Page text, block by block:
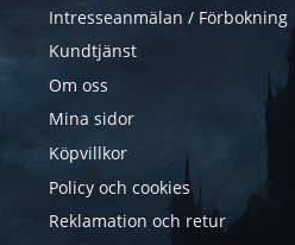
Intresseanmälan / Förbokning
Kundtjänst
Om oss
Mina sidor
Köpvillkor
Policy och cookies
Reklamation och retur